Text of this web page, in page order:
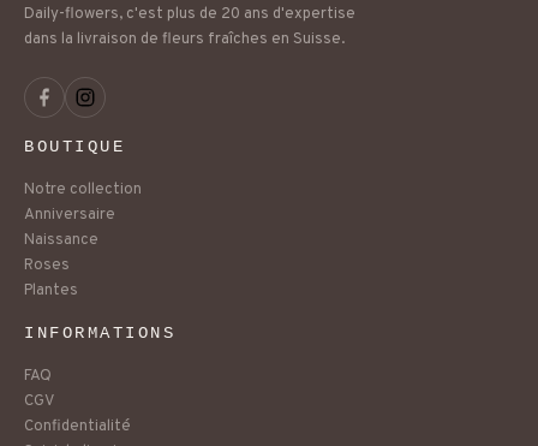
Daily-flowers, c'est plus de 20 ans d'expertise
dans la livraison de fleurs fraîches en Suisse.
BOUTIQUE
Notre collection
Anniversaire
Naissance
Roses
Plantes
INFORMATIONS
FAQ
CGV
Confidentialité